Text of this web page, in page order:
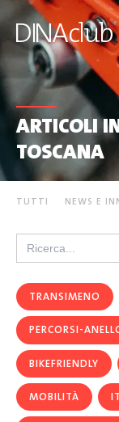
ARTICOLI
TOSCANA
TUTTI NEWS E
Search
for:
TRANSIMENO
PERCORSI-
BIKEFRIENDLY
MOBILITÀ